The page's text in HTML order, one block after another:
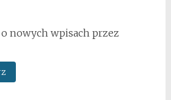
nowych wpisach przez